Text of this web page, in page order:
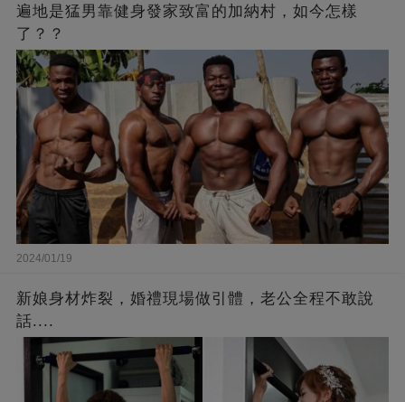
遍地是猛男靠健身發家致富的加納村，如今怎樣
了？？
2024/01/19
新娘身材炸裂，婚禮現場做引體，老公全程不敢說
話....